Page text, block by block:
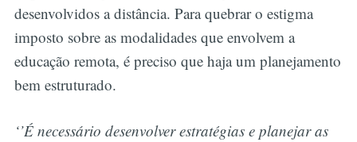
desenvolvidos a distância. Para quebrar o estigma
imposto sobre as modalidades que envolvem a
educação remota, é preciso que haja um planejamento
bem estruturado.
‘’É necessário desenvolver estratégias e planejar as